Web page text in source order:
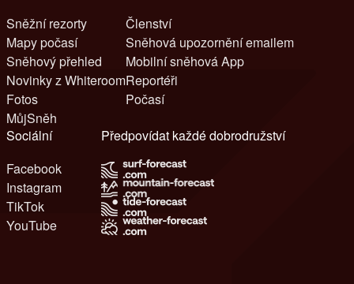
Sněžní rezorty
Mapy počasí
Sněhový přehled
Novinky z Whiteroom
Fotos
MůjSněh
Členství
Sněhová upozornění emailem
Mobilní sněhová App
Reportéři
Počasí
Sociální
Facebook
Instagram
TikTok
YouTube
Předpovídat každé dobrodružství